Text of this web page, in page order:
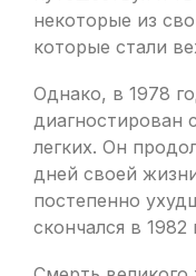
некоторые из
которые стали
Однако, в 1978
диагностирован
легких. Он
дней своей
постепенно
скончался в 1982